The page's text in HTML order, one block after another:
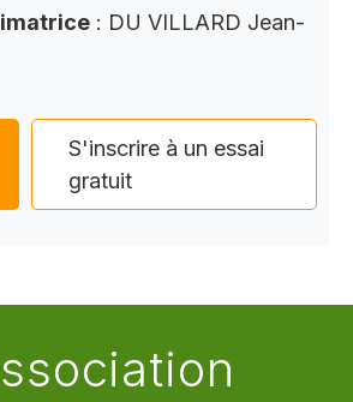
: DU VILLARD Jean-
S'inscrire à un essai
gratuit